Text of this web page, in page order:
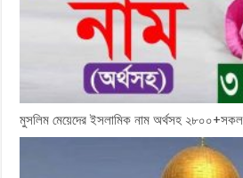
মুসলিম মেয়েদের ইসলামিক নাম অর্থসহ ২৮০০+সকল